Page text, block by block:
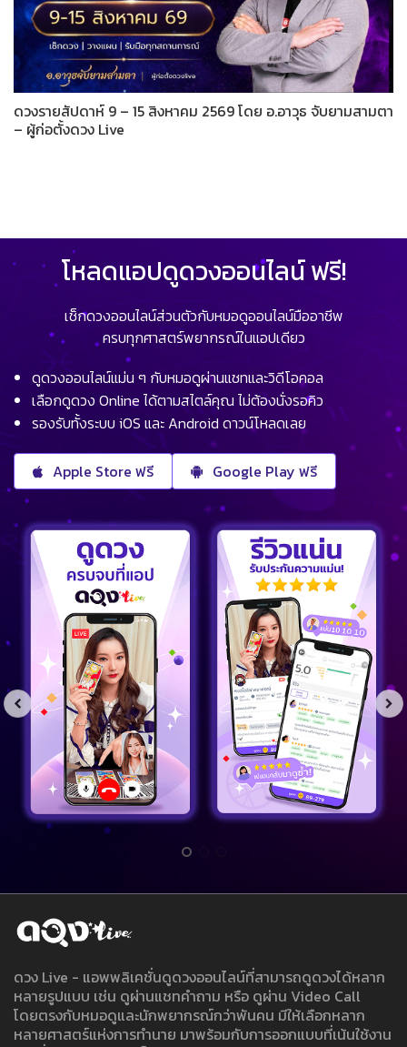
ดวงรายสัปดาห์ 9 – 15 สิงหาคม 2569 โดย อ.อาวุธ จับยามสามตา
– ผู้ก่อตั้งดวง Live
โหลดแอปดูดวงออนไลน์ ฟรี!
เช็กดวงออนไลน์ส่วนตัวกับหมอดูออนไลน์มืออาชีพ
ครบทุกศาสตร์พยากรณ์ในแอปเดียว
ดูดวงออนไลน์แม่น ๆ กับหมอดูผ่านแชทและวิดีโอคอล
เลือกดูดวง Online ได้ตามสไตล์คุณ ไม่ต้องนั่งรอคิว
รองรับทั้งระบบ iOS และ Android ดาวน์โหลดเลย
Apple Store ฟรี Google Play ฟรี
ดวง Live - แอพพลิเคชั่นดูดวงออนไลน์ที่สามารถดูดวงได้หลาก
หลายรูปแบบ เช่น ดูผ่านแชทคำถาม หรือ ดูผ่าน Video Call
โดยตรงกับหมอดูและนักพยากรณ์กว่าพันคน มีให้เลือกหลาก
หลายศาสตร์แห่งการทำนาย มาพร้อมกับการออกแบบที่เน้นใช้งาน